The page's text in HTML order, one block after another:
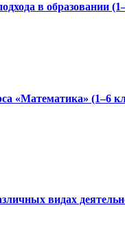
в образовании
«Математика» (1–6
видах